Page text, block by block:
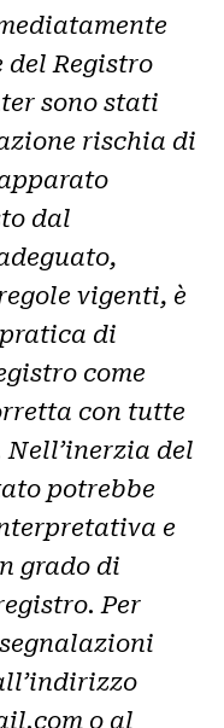
del Registro
sono stati
rischia di
dal
vigenti, è
di
come
con tutte
Nell’inerzia del
potrebbe
e
grado di
Per
o al